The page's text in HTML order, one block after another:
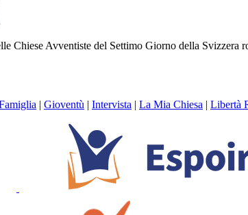
Chiese Avventiste del Settimo Giorno della Svizzera
| Gioventù | Intervista | La Mia Chiesa | Libertà